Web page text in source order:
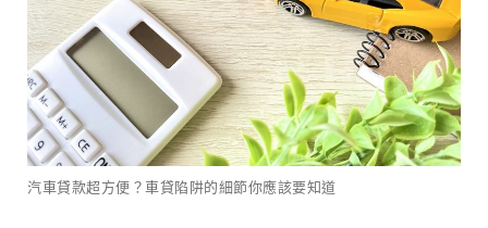
汽車貸款超方便？車貸陷阱的細節你應該要知道